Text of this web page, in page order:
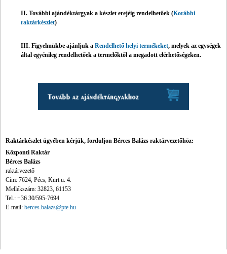
II. További ajándéktárgyak a készlet erejéig rendelhetőek (Korábbi
raktárkészlet)
III. Figyelmükbe ajánljuk a Rendelhető helyi termékeket, melyek az egységek
által egyénileg rendelhetőek a termelőktől a megadott elérhetőségeken.
Raktárkészlet ügyében kérjük, forduljon Bérces Balázs raktárvezetőhöz:
Központi Raktár
Bérces Balázs
raktárvezető
Cím: 7624, Pécs, Kürt u. 4.
Mellékszám: 32823, 61153
Tel.: +36 30/595-7694
E-mail: berces.balazs@pte.hu